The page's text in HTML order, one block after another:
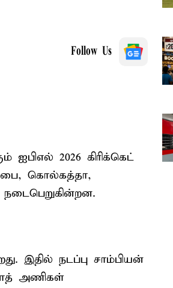
Follow Us
ஐபிஎல் 2026 கிரிக்கெட்
கொல்கத்தா,
இதில் நடப்பு சாம்பியன்
அணிகள்